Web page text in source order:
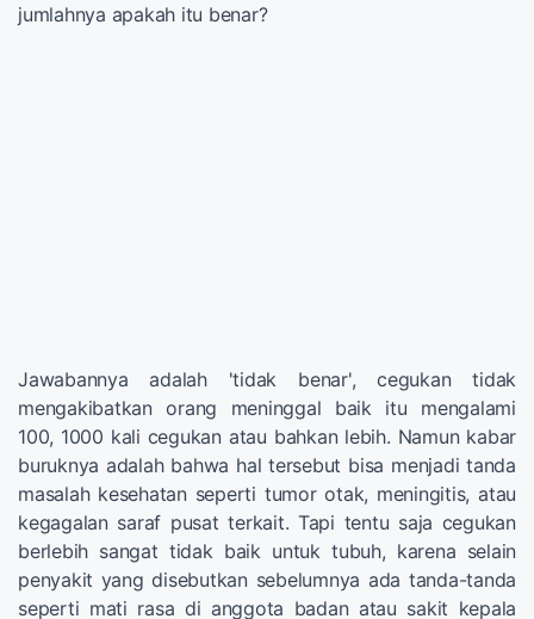
jumlahnya apakah itu benar?
Jawabannya adalah 'tidak benar', cegukan tidak
mengakibatkan orang meninggal baik itu mengalami
100, 1000 kali cegukan atau bahkan lebih. Namun kabar
buruknya adalah bahwa hal tersebut bisa menjadi tanda
masalah kesehatan seperti tumor otak, meningitis, atau
kegagalan saraf pusat terkait. Tapi tentu saja cegukan
berlebih sangat tidak baik untuk tubuh, karena selain
penyakit yang disebutkan sebelumnya ada tanda-tanda
seperti mati rasa di anggota badan atau sakit kepala